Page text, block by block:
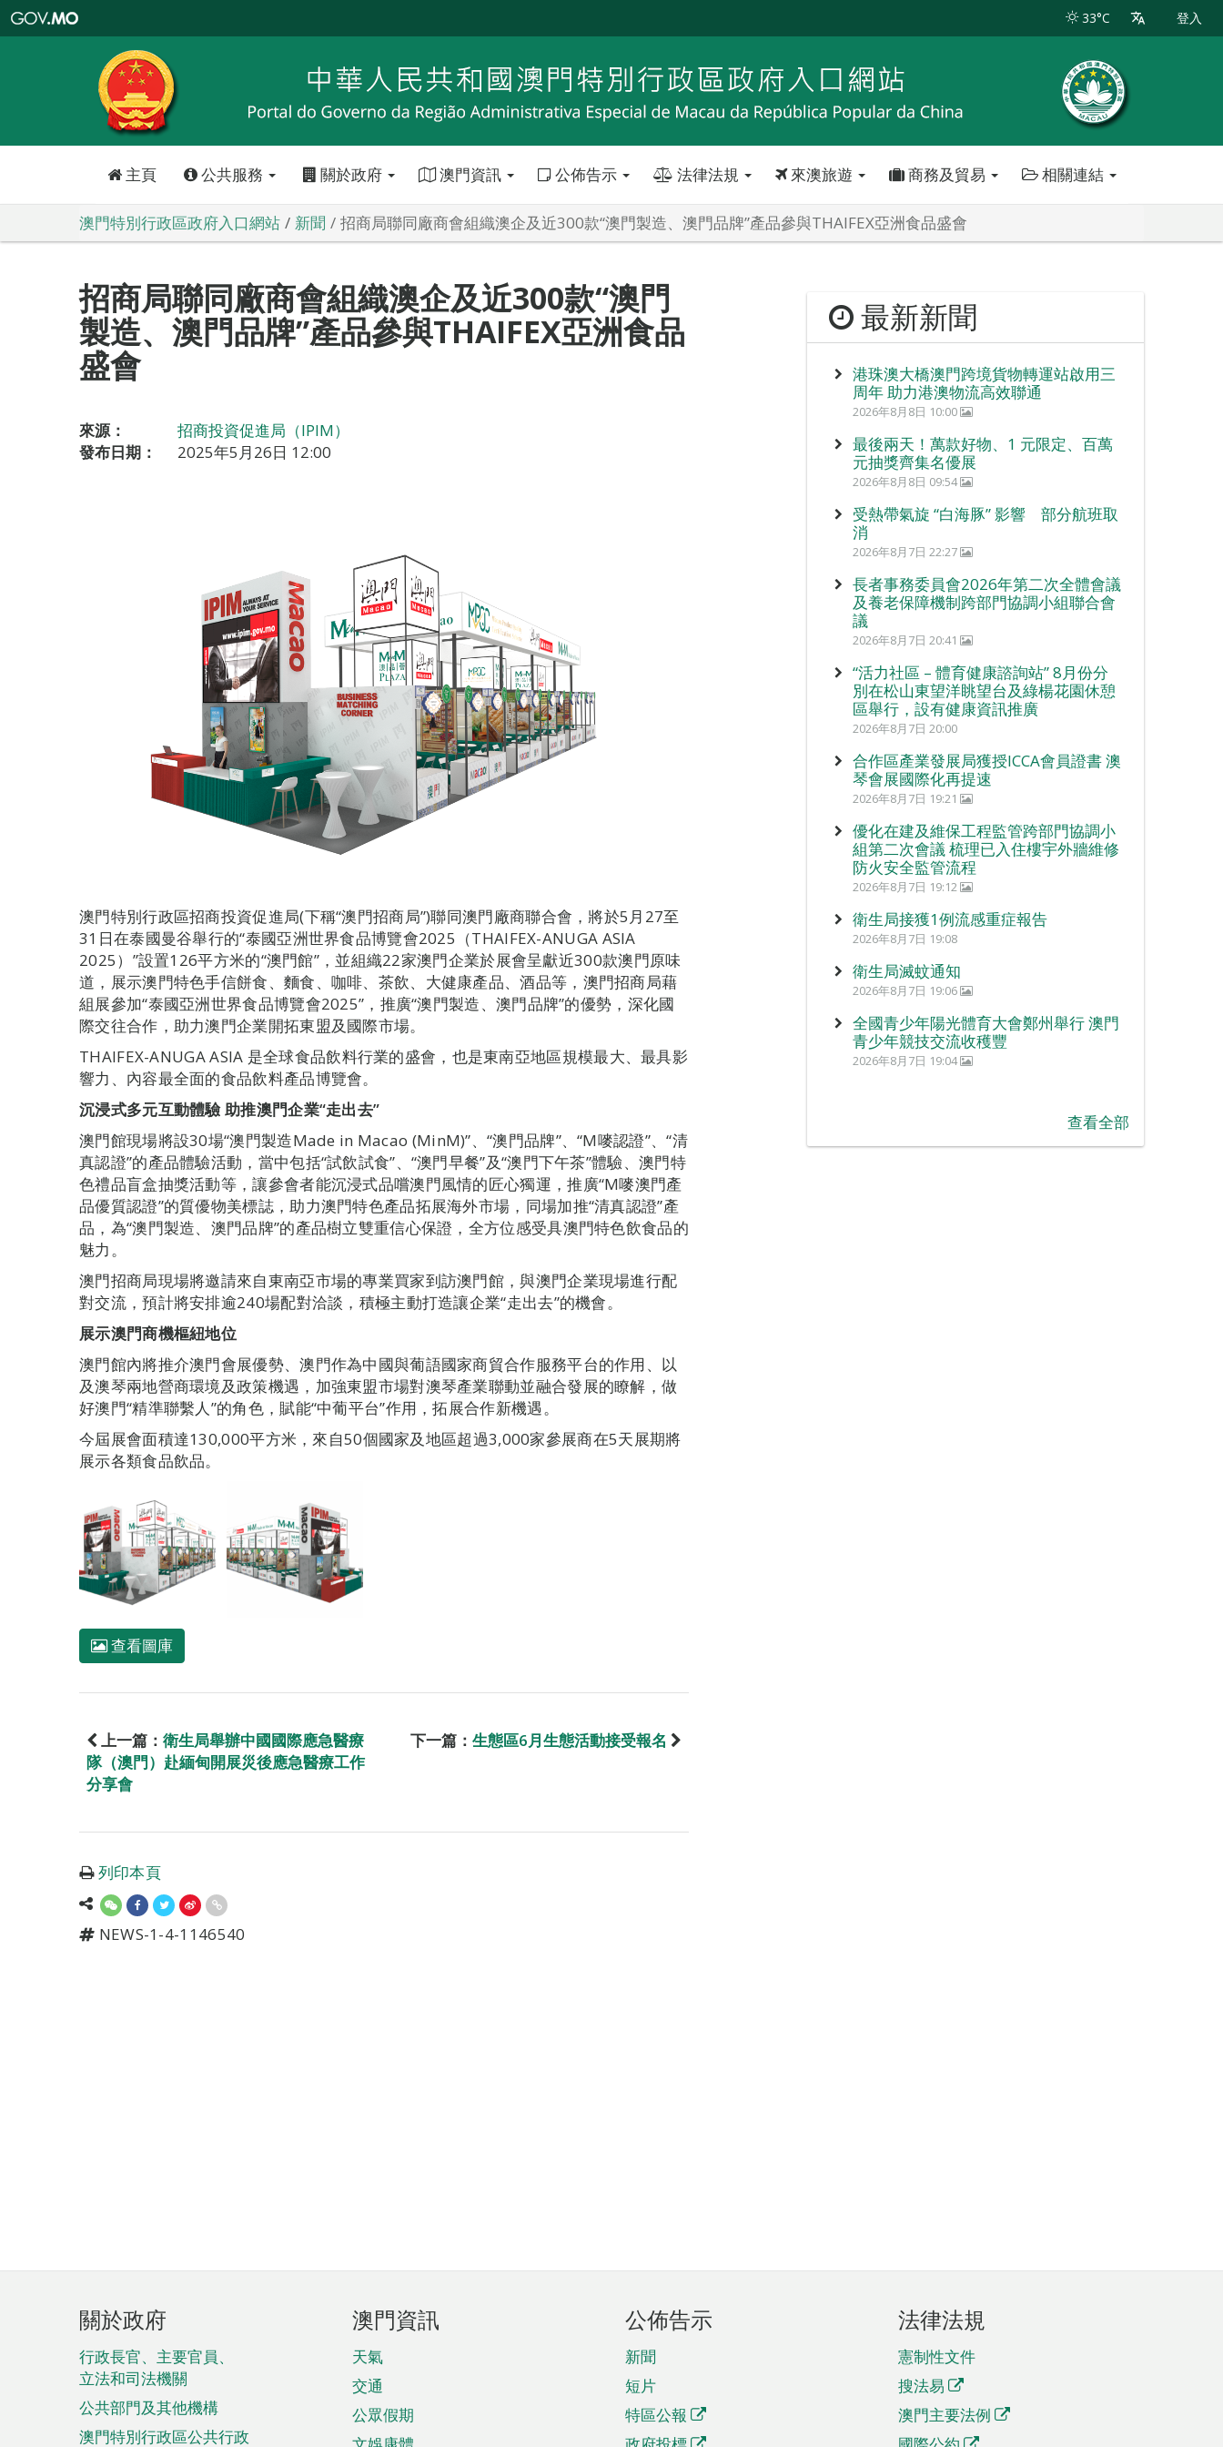
特
政
區
政
口
33°C 登入
主頁 公共服務 關於政府 澳門資訊 公佈告示 法律法規 來澳旅遊 商務及貿易 相關連結
澳門特別行政區政府入口網站 新聞 招商局聯同廠商會組織澳企及近300款“澳門製造、澳門品牌”產品參與THAIFEX亞洲食品盛會
招商局聯同廠商會組織澳企及近300款“澳門
製造、澳門品牌”產品參與THAIFEX亞洲食品
盛會
來源：
招商投資促進局（IPIM）
發布日期：
2025年5月26日 12:00
澳門特別行政區招商投資促進局(下稱“澳門招商局”)聯同澳門廠商聯合會，將於5月27至
31日在泰國曼谷舉行的“泰國亞洲世界食品博覽會2025（THAIFEX-ANUGA ASIA
2025）”設置126平方米的“澳門館”，並組織22家澳門企業於展會呈獻近300款澳門原味
道，展示澳門特色手信餅食、麵食、咖啡、茶飲、大健康產品、酒品等，澳門招商局藉
組展參加“泰國亞洲世界食品博覽會2025”，推廣“澳門製造、澳門品牌”的優勢，深化國
際交往合作，助力澳門企業開拓東盟及國際市場。
THAIFEX-ANUGA ASIA 是全球食品飲料行業的盛會，也是東南亞地區規模最大、最具影
響力、內容最全面的食品飲料產品博覽會。
沉浸式多元互動體驗 助推澳門企業“走出去”
澳門館現場將設30場“澳門製造Made in Macao (MinM)”、“澳門品牌”、“M嘜認證”、“清
真認證”的產品體驗活動，當中包括“試飲試食”、“澳門早餐”及“澳門下午茶”體驗、澳門特
色禮品盲盒抽獎活動等，讓參會者能沉浸式品嚐澳門風情的匠心獨運，推廣“M嘜澳門產
品優質認證”的質優物美標誌，助力澳門特色產品拓展海外市場，同場加推“清真認證”產
品，為“澳門製造、澳門品牌”的產品樹立雙重信心保證，全方位感受具澳門特色飲食品的
魅力。
澳門招商局現場將邀請來自東南亞市場的專業買家到訪澳門館，與澳門企業現場進行配
對交流，預計將安排逾240場配對洽談，積極主動打造讓企業“走出去”的機會。
展示澳門商機樞紐地位
澳門館內將推介澳門會展優勢、澳門作為中國與葡語國家商貿合作服務平台的作用、以
及澳琴兩地營商環境及政策機遇，加強東盟市場對澳琴產業聯動並融合發展的瞭解，做
好澳門“精準聯繫人”的角色，賦能“中葡平台”作用，拓展合作新機遇。
今屆展會面積達130,000平方米，來自50個國家及地區超過3,000家參展商在5天展期將
展示各類食品飲品。
查看圖庫
上一篇： 衛生局舉辦中國國際應急醫療
隊（澳門）赴緬甸開展災後應急醫療工作
分享會
下一篇： 生態區6月生態活動接受報名
列印本頁
NEWS-1-4-1146540
最新新聞
港珠澳大橋澳門跨境貨物轉運站啟用三
周年 助力港澳物流高效聯通
2026年8月8日 10:00
最後兩天！萬款好物、1 元限定、百萬
元抽獎齊集名優展
2026年8月8日 09:54
受熱帶氣旋 “白海豚” 影響 部分航班取
消
2026年8月7日 22:27
長者事務委員會2026年第二次全體會議
及養老保障機制跨部門協調小組聯合會
議
2026年8月7日 20:41
“活力社區 – 體育健康諮詢站” 8月份分
別在松山東望洋眺望台及綠楊花園休憩
區舉行，設有健康資訊推廣
2026年8月7日 20:00
合作區產業發展局獲授ICCA會員證書 澳
琴會展國際化再提速
2026年8月7日 19:21
優化在建及維保工程監管跨部門協調小
組第二次會議 梳理已入住樓宇外牆維修
防火安全監管流程
2026年8月7日 19:12
衛生局接獲1例流感重症報告
2026年8月7日 19:08
衛生局滅蚊通知
2026年8月7日 19:06
全國青少年陽光體育大會鄭州舉行 澳門
青少年競技交流收穫豐
2026年8月7日 19:04
查看全部
頁
腳
菜
單
關於政府
行政長官、主要官員、
立法和司法機關
公共部門及其他機構
澳門特別行政區公共行政
澳門資訊
天氣
交通
公眾假期
公佈告示
新聞
短片
特區公報
法律法規
憲制性文件
搜法易
澳門主要法例